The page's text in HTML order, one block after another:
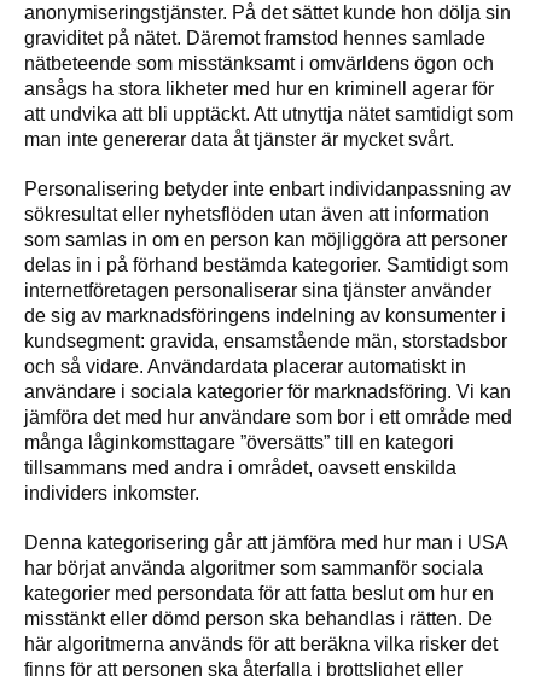
anonymiseringstjänster. På det sättet kunde hon dölja sin
graviditet på nätet. Däremot framstod hennes samlade
nätbeteende som misstänksamt i omvärldens ögon och
ansågs ha stora likheter med hur en kriminell agerar för
att undvika att bli upptäckt. Att utnyttja nätet samtidigt som
man inte genererar data åt tjänster är mycket svårt.
Personalisering betyder inte enbart individanpassning av
sökresultat eller nyhetsflöden utan även att information
som samlas in om en person kan möjliggöra att personer
delas in i på förhand bestämda kategorier. Samtidigt som
internetföretagen personaliserar sina tjänster använder
de sig av marknadsföringens indelning av konsumenter i
kundsegment: gravida, ensamstående män, storstadsbor
och så vidare. Användardata placerar automatiskt in
användare i sociala kategorier för marknadsföring. Vi kan
jämföra det med hur användare som bor i ett område med
många låginkomsttagare ”översätts” till en kategori
tillsammans med andra i området, oavsett enskilda
individers inkomster.
Denna kategorisering går att jämföra med hur man i USA
har börjat använda algoritmer som sammanför sociala
kategorier med persondata för att fatta beslut om hur en
misstänkt eller dömd person ska behandlas i rätten. De
här algoritmerna används för att beräkna vilka risker det
finns för att personen ska återfalla i brottslighet eller